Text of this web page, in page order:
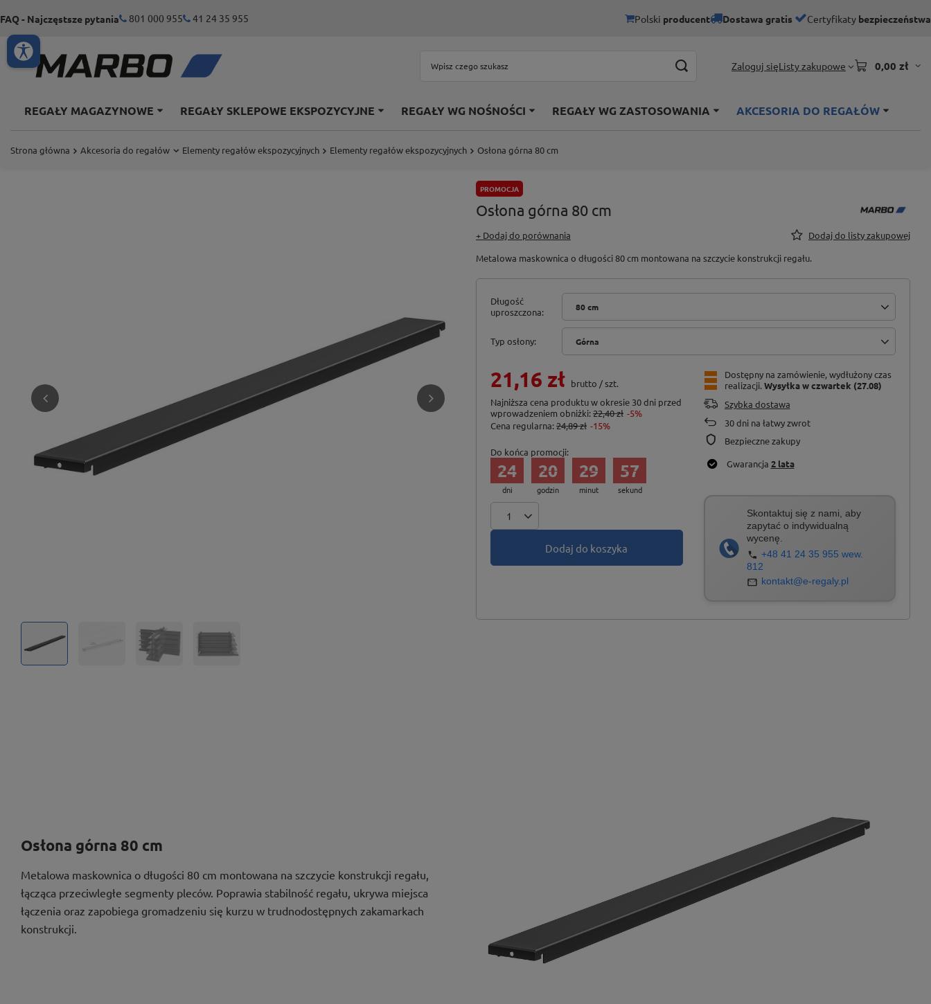
FAQ - Najczęstsze pytania 801 000 955 41 24 35 955 Polski producent Dostawa gratis Certyfikaty bezpieczeństwa
Zaloguj sięListy zakupowe 0,00 zł
REGAŁY MAGAZYNOWE REGAŁY SKLEPOWE EKSPOZYCYJNE REGAŁY WG NOŚNOŚCI REGAŁY WG ZASTOSOWANIA AKCESORIA DO REGAŁÓW
Strona główna Akcesoria do regałów Elementy regałów ekspozycyjnych Elementy regałów ekspozycyjnych Osłona górna 80 cm
PROMOCJA
Osłona górna 80 cm
+ Dodaj do porównania
Dodaj do listy zakupowej
Metalowa maskownica o długości 80 cm montowana na szczycie konstrukcji regału.
Długość
uproszczona
80 cm
Typ osłony Górna
21,16 zł brutto /szt.
Najniższa cena produktu w okresie 30 dni przed
wprowadzeniem obniżki:22,40 zł -5%
Cena regularna:24,89 zł -15%
Do końca promocji:
dni
24
godzin
20
minut
29
sekund
56
Dodaj do koszyka
Dostępny na zamówienie, wydłużony czas
realizacji Wysyłkaw czwartek (27.08)
Szybka dostawa
30dni na łatwy zwrot
Bezpieczne zakupy
Gwarancja 2 lata
Skontaktuj się z nami, aby
zapytać o indywidualną
wycenę.
+48 41 24 35 955 wew.
812
kontakt@e-regaly.pl
Osłona górna 80 cm
Metalowa maskownica o długości 80 cm montowana na szczycie konstrukcji regału,
łącząca przeciwległe segmenty pleców. Poprawia stabilność regału, ukrywa miejsca
łączenia oraz zapobiega gromadzeniu się kurzu w trudnodostępnych zakamarkach
konstrukcji.